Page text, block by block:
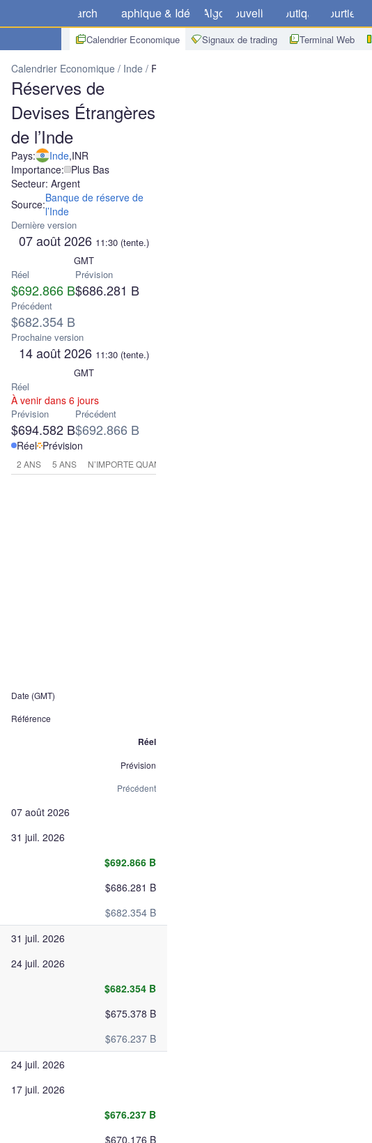
Marchés Graphique & Idées Algo Nouvelles Boutique Courtiers
Calendrier Economique Signaux de trading Terminal Web
Calendrier Economique Inde Réserves de Devises Étrangères de l’Inde
Réserves de
Devises Étrangères
de l’Inde
Pays: Inde,INR
Importance: Plus Bas
Secteur: Argent
Source:Banque de réserve de
l’Inde
Dernière version
07 août 2026 11:30 (tente.)
GMT
Réel
$692.866 B
Prévision
$686.281 B
Précédent
$682.354 B
Prochaine version
14 août 2026 11:30 (tente.)
GMT
Réel
À venir dans 6 jours
Prévision
$694.582 B
Précédent
$692.866 B
Réel Prévision
2 ANS 5 ANS N’IMPORTE QUAND
Date (GMT)
Référence
Réel
Prévision
Précédent
07 août 2026
31 juil. 2026
$692.866 B
$686.281 B
$682.354 B
31 juil. 2026
24 juil. 2026
$682.354 B
$675.378 B
$676.237 B
24 juil. 2026
17 juil. 2026
$676.237 B
$670.176 B